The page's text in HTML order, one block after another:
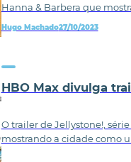
Hanna & Barbera que
Hugo Machado27/10/2023
HBO Max divulga
O trailer de Jellystone!,
mostrando a cidade como